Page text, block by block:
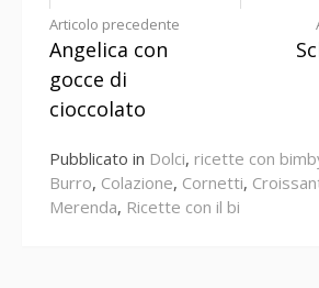
Continua
a
leggere
Articolo precedente
Angelica con
gocce di
cioccolato
Pubblicato in Dolci, ricette con
Burro, Colazione, Cornetti,
Merenda, Ricette con il bi